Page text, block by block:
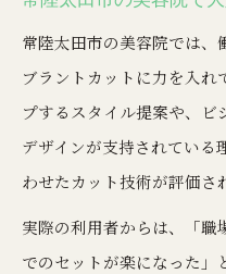
常陸太田市の美容院では、
ブラントカットに力を入れ
プするスタイル提案や、ビ
デザインが支持されている
わせたカット技術が評価さ
実際の利用者からは、「職
でのセットが楽になった」